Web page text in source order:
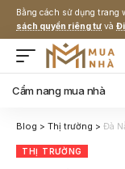
Bằng cách sử dụng trang
sách quyền riêng tư và
Cẩm nang mua nhà
Blog > Thị trường > Đà
THỊ TRƯỜNG